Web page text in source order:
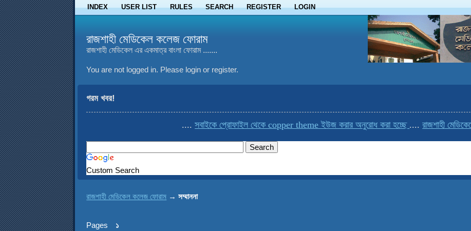
INDEX USER LIST RULES SEARCH REGISTER LOGIN
রাজশাহী মেডিকেল কলেজ ফোরাম
রাজশাহী মেডিকেল এর একমাত্র বাংলা ফোরাম .......
You are not logged in. Please login or register.
গরম খবর!
....সবাইকে প্রোফাইল থেকে copper theme ইউজ করার অনুরোধ করা হচ্ছে....রাজশাহী
Custom Search
রাজশাহী মেডিকেল কলেজ ফোরাম →সম্মাননা
Pages ১